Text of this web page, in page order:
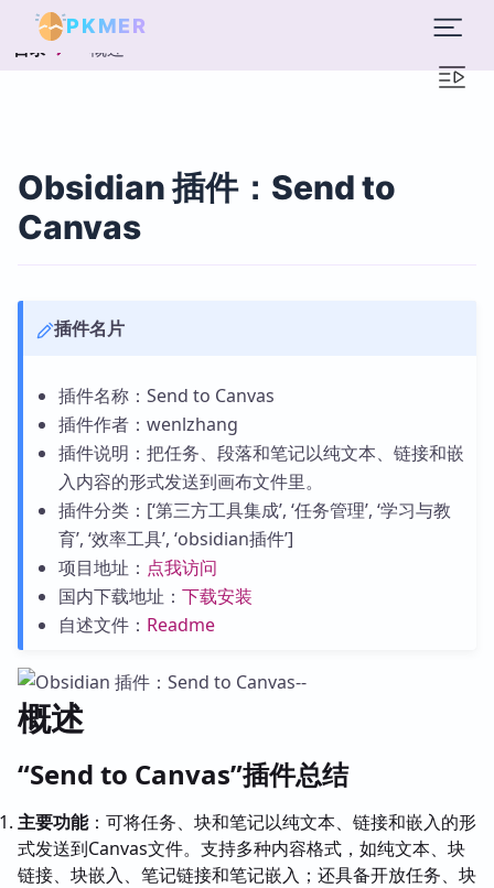
PKMER
目录 概述
Obsidian 插件：Send to
Canvas
插件名片
插件名称：Send to Canvas
插件作者：wenlzhang
插件说明：把任务、段落和笔记以纯文本、链接和嵌
入内容的形式发送到画布文件里。
插件分类：[‘第三方工具集成’, ‘任务管理’, ‘学习与教
育’, ‘效率工具’, ‘obsidian插件’]
项目地址： 点我访问
国内下载地址： 下载安装
自述文件： Readme
概述
“Send to Canvas”插件总结
主要功能：可将任务、块和笔记以纯文本、链接和嵌入的形
式发送到Canvas文件。支持多种内容格式，如纯文本、块
链接、块嵌入、笔记链接和笔记嵌入；还具备开放任务、块